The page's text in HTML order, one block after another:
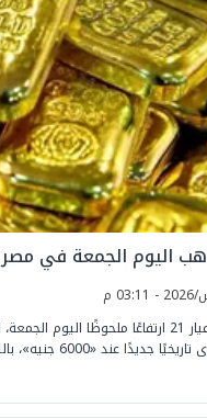
اليوم الجمعة في مصر